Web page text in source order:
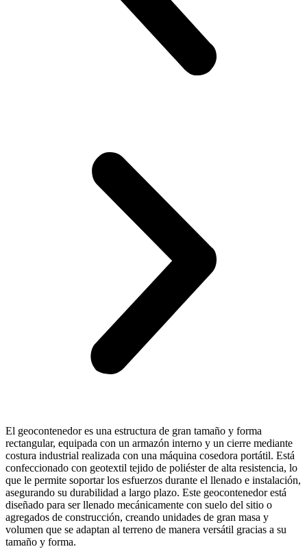
El geocontenedor es una estructura de gran tamaño y forma
rectangular, equipada con un armazón interno y un cierre mediante
costura industrial realizada con una máquina cosedora portátil. Está
confeccionado con geotextil tejido de poliéster de alta resistencia, lo
que le permite soportar los esfuerzos durante el llenado e instalación,
asegurando su durabilidad a largo plazo. Este geocontenedor está
diseñado para ser llenado mecánicamente con suelo del sitio o
agregados de construcción, creando unidades de gran masa y
volumen que se adaptan al terreno de manera versátil gracias a su
tamaño y forma.